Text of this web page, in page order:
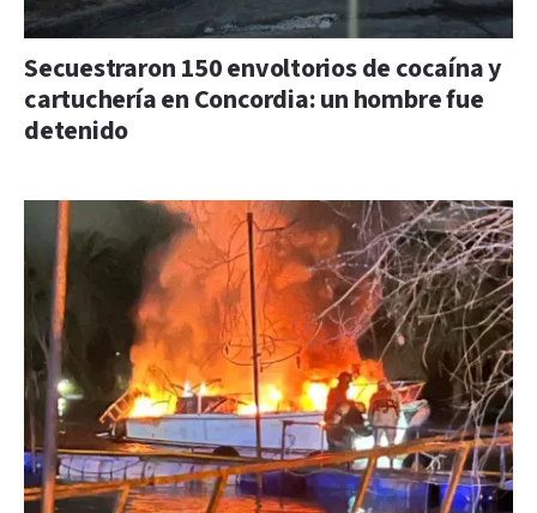
Secuestraron 150 envoltorios de cocaína y
cartuchería en Concordia: un hombre fue
detenido